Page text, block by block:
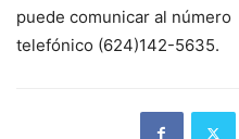
puede comunicar al número
telefónico (624)142-5635.